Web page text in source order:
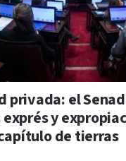
privada: el
y
de tierras